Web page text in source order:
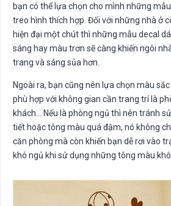
bạn có thể lựa chọn cho mình những
treo hình thích hợp. Đối với những nhà ở
hiện đại một chút thì những mẫu decal
sáng hay màu trơn sẽ càng khiến ngôi
trang và sáng sủa hơn.
Ngoài ra, bạn cũng nên lựa chọn màu
phù hợp với không gian cần trang trí là
khách… Nếu là phòng ngủ thì nên tránh
tiết hoặc tông màu quá đậm, nó không
căn phòng mà còn khiến bạn dễ rơi vào
khó ngủ khi sử dụng những tông màu